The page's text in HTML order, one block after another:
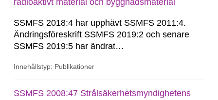
radioaktivt material och byggnadsmaterial
SSMFS 2018:4 har upphävt SSMFS 2011:4.
Ändringsföreskrift SSMFS 2019:2 och senare
SSMFS 2019:5 har ändrat
2018:4.
Innehållstyp: Publikationer
SSMFS 2008:47 Strålsäkerhetsmyndighetens